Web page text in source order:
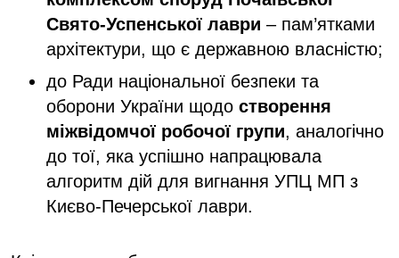
Свято-Успенської лаври – пам’ятками
архітектури, що є державною власністю;
до Ради національної безпеки та
оборони України щодо створення
міжвідомчої робочої групи, аналогічно
до тої, яка успішно напрацювала
алгоритм дій для вигнання УПЦ МП з
Києво-Печерської лаври.